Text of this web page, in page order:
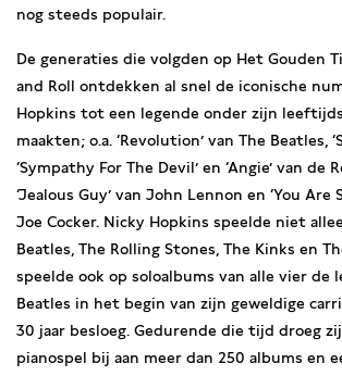
nog steeds populair.
De generaties die volgden op Het Gouden
and Roll ontdekken al snel de iconische
Hopkins tot een legende onder zijn
maakten; o.a. ‘Revolution’ van The Beatles,
‘Sympathy For The Devil’ en ‘Angie’ van de
‘Jealous Guy’ van John Lennon en ‘You Are
Joe Cocker. Nicky Hopkins speelde niet
Beatles, The Rolling Stones, The Kinks en
speelde ook op soloalbums van alle vier de
Beatles in het begin van zijn geweldige
30 jaar besloeg. Gedurende die tijd droeg
pianospel bij aan meer dan 250 albums en